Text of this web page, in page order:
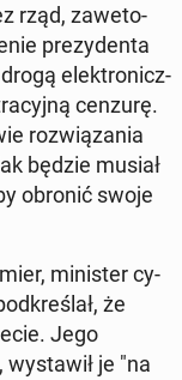
rząd, za­we­to­
pre­zy­den­ta
drogą elek­tro­nicz­
cenzurę.
roz­wią­za­nia
będzie musiał
obronić swoje
mi­ni­ster cy­
że
Jego
je "na